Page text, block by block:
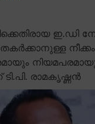
ഇ.ഡി
ടി.പി. രാമകൃഷ്ണൻ